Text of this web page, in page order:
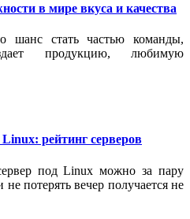
в мире вкуса и качества
шанс стать частью команды,
продукцию, любимую
рейтинг серверов
под Linux можно за пару
потерять вечер получается не